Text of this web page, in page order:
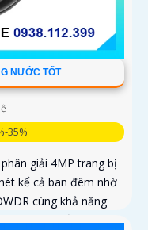
NƯỚC TỐT
35%
giải 4MP trang bị
kể cả ban đêm nhờ
cùng khả năng
với chuẩn nén